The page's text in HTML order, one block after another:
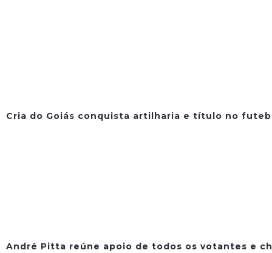
Cria do Goiás conquista artilharia e título no
André Pitta reúne apoio de todos os votantes e